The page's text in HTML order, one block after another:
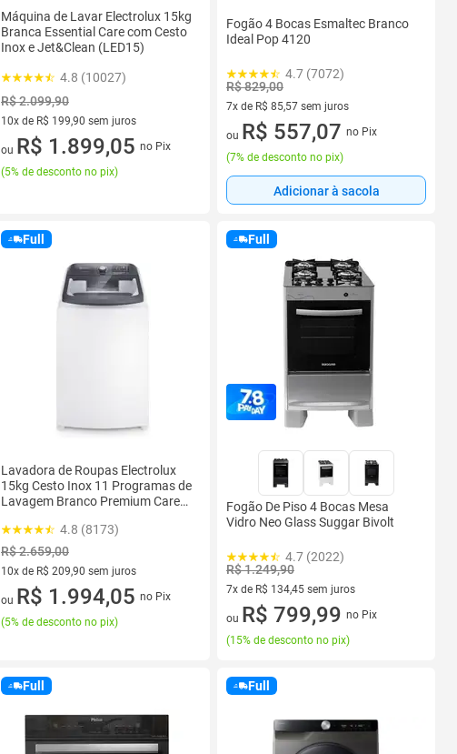
Máquina de Lavar Electrolux 15kg
Branca Essential Care com Cesto
Inox e Jet&Clean (LED15)
4.8 (10027)
R$ 2.099,90
10x de R$ 199,90 sem juros
10 vez de R$ 199,90 sem juros
ou R$ 1.899,05 no Pix
(5% de desconto no pix)
Fogão 4 Bocas Esmaltec Branco
Ideal Pop 4120
4.7 (7072)
R$ 829,00
7x de R$ 85,57 sem juros
7 vez de R$ 85,57 sem juros
ou R$ 557,07 no Pix
(7% de desconto no pix)
Adicionar à sacola
Full
Lavadora de Roupas Electrolux
15kg Cesto Inox 11 Programas de
Lavagem Branco Premium Care
4.8 (8173)
R$ 2.659,00
10x de R$ 209,90 sem juros
10 vez de R$ 209,90 sem juros
ou R$ 1.994,05 no Pix
(5% de desconto no pix)
Full
Fogão De Piso 4 Bocas Mesa
Vidro Neo Glass Suggar Bivolt
4.7 (2022)
R$ 1.249,90
7x de R$ 134,45 sem juros
7 vez de R$ 134,45 sem juros
ou R$ 799,99 no Pix
(15% de desconto no pix)
Full Full